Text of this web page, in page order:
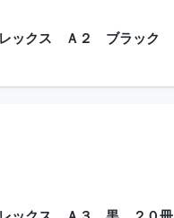
ックス Ａ２ ブラック